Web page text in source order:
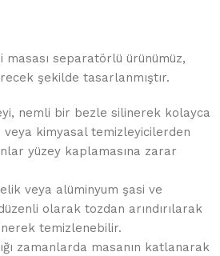
separatörlü ürünümüz,
şekilde tasarlanmıştır.
nemli bir bezle silinerek kolayca
veya kimyasal temizleyicilerden
yüzey kaplamasına zarar
veya alüminyum şasi ve
olarak tozdan arındırılarak
temizlenebilir.
zamanlarda masanın katlanarak